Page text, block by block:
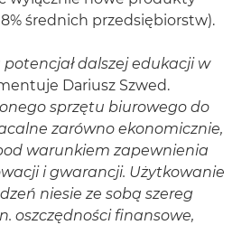
średnich przedsiębiorstw).
dalszej edukacji w
Dariusz Szwed.
sprzętu biurowego do
zarówno ekonomicznie,
warunkiem zapewnienia
i gwarancji. Użytkowanie
niesie ze sobą szereg
oszczędności finansowe,